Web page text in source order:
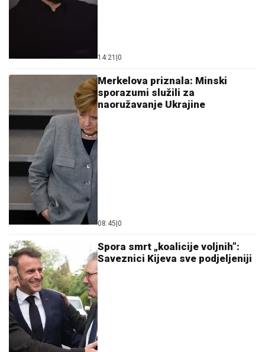
14:21 0
Merkelova priznala: Minski
sporazumi služili za
naoružavanje Ukrajine
08:45 0
Spora smrt „koalicije voljnih”:
Saveznici Kijeva sve podjeljeniji